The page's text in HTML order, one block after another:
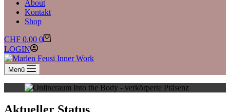
About
Kontakt
Shop
Warenkorb
CHF 0.00 0
LOGIN
Menü